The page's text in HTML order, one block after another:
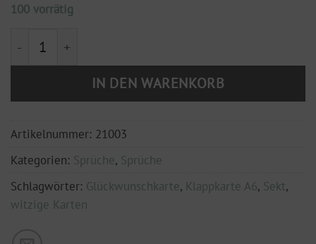
100 vorrätig
Klappkarte A6 "let`s talk about Sekt" Menge
IN DEN WARENKORB
Artikelnummer: 21003
Kategorien: Sprüche, Sprüche
Schlagwörter: Glückwunschkarte, Klappkarte A6, Sekt,
witzige Karten